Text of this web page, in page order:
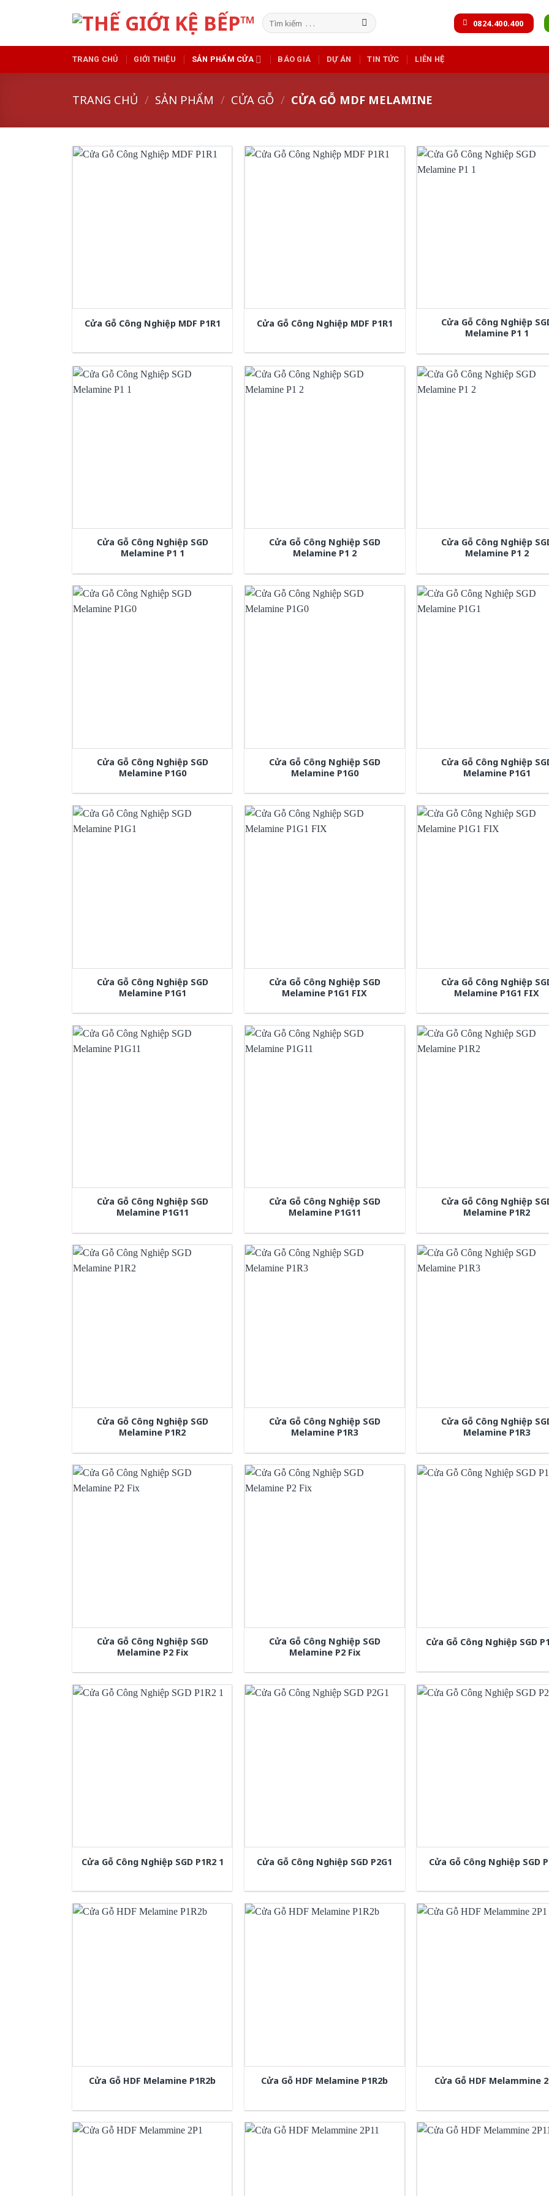
Tìm
kiếm:
0824.400.400
TRANG CHỦ GIỚI THIỆU SẢN PHẨM CỬA BÁO GIÁ DỰ ÁN TIN TỨC LIÊN HỆ
TRANG CHỦ / SẢN PHẨM / CỬA GỖ / CỬA GỖ MDF MELAMINE
Cửa Gỗ Công Nghiệp MDF P1R1 Cửa Gỗ Công Nghiệp MDF P1R1
Cửa Gỗ Công Nghiệp
Melamine P1 1
Cửa Gỗ Công Nghiệp SGD
Melamine P1 1
Cửa Gỗ Công Nghiệp SGD
Melamine P1 2
Cửa Gỗ Công Nghiệp
Melamine P1 2
Cửa Gỗ Công Nghiệp SGD
Melamine P1G0
Cửa Gỗ Công Nghiệp SGD
Melamine P1G0
Cửa Gỗ Công Nghiệp
Melamine P1G1
Cửa Gỗ Công Nghiệp SGD
Melamine P1G1
Cửa Gỗ Công Nghiệp SGD
Melamine P1G1 FIX
Cửa Gỗ Công Nghiệp
Melamine P1G1 FIX
Cửa Gỗ Công Nghiệp SGD
Melamine P1G11
Cửa Gỗ Công Nghiệp SGD
Melamine P1G11
Cửa Gỗ Công Nghiệp
Melamine P1R2
Cửa Gỗ Công Nghiệp SGD
Melamine P1R2
Cửa Gỗ Công Nghiệp SGD
Melamine P1R3
Cửa Gỗ Công Nghiệp
Melamine P1R3
Cửa Gỗ Công Nghiệp SGD
Melamine P2 Fix
Cửa Gỗ Công Nghiệp SGD
Melamine P2 Fix
Cửa Gỗ Công Nghiệp SGD
Cửa Gỗ Công Nghiệp SGD P1R2 1 Cửa Gỗ Công Nghiệp SGD P2G1 Cửa Gỗ Công Nghiệp SGD
Cửa Gỗ HDF Melamine P1R2b Cửa Gỗ HDF Melamine P1R2b Cửa Gỗ HDF Melammine